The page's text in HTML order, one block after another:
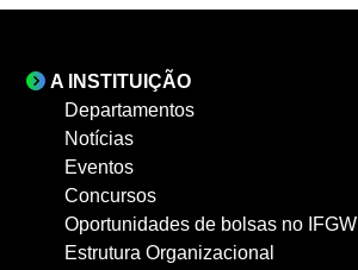
A INSTITUIÇÃO
Departamentos
Notícias
Eventos
Concursos
Oportunidades de bolsas no IFGW
Estrutura Organizacional